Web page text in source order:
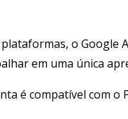
o Google
em uma única
é compatível com